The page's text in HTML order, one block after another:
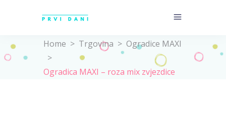
Home > Trgovina > Ogradice MAXI
>
Ogradica MAXI – roza mix zvjezdice